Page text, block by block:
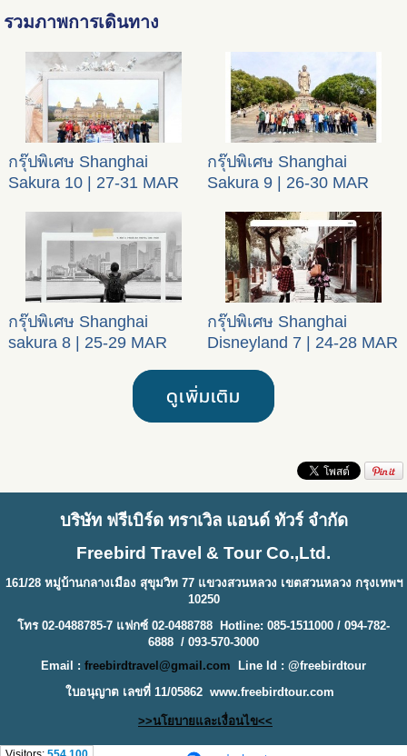
รวมภาพการเดินทาง
กรุ๊ปพิเศษ Shanghai
Sakura 10 | 27-31 MAR
กรุ๊ปพิเศษ Shanghai
Sakura 9 | 26-30 MAR
กรุ๊ปพิเศษ Shanghai
sakura 8 | 25-29 MAR
กรุ๊ปพิเศษ Shanghai
Disneyland 7 | 24-28 MAR
ดูเพิ่มเติม
บริษัท ฟรีเบิร์ด ทราเวิล แอนด์ ทัวร์ จำกัด
Freebird Travel & Tour Co.,Ltd.
161/28 หมู่บ้านกลางเมือง สุขุมวิท 77 แขวงสวนหลวง เขตสวนหลวง กรุงเทพฯ
10250
โทร 02-0488785-7 แฟกซ์ 02-0488788 Hotline: 085-1511000 / 094-782-
6888 / 093-570-3000
Email : freebirdtravel@gmail.com
Line Id : @freebirdtour
ใบอนุญาต เลขที่ 11/05862 www.freebirdtour.com
>>นโยบายและเงื่อนไข<<